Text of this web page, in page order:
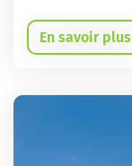
En savoir plus